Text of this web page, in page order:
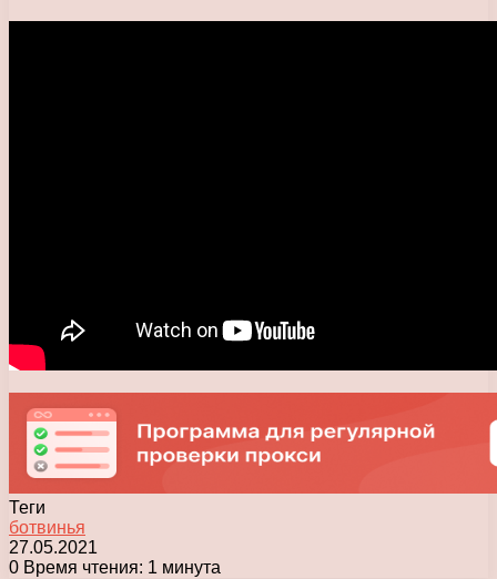
Теги
ботвинья
27.05.2021
0 Время чтения: 1 минута